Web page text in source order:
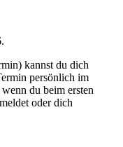
kannst du dich
persönlich im
du beim ersten
oder dich